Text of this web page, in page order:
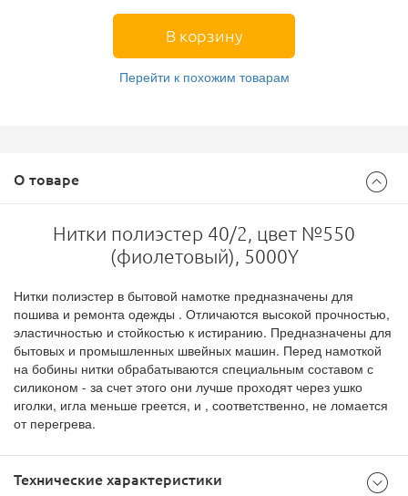
В корзину
Перейти к похожим товарам
О товаре
Нитки полиэстер 40/2, цвет №550
(фиолетовый), 5000Y
Нитки полиэстер в бытовой намотке предназначены для
пошива и ремонта одежды . Отличаются высокой прочностью,
эластичностью и стойкостью к истиранию. Предназначены для
бытовых и промышленных швейных машин. Перед намоткой
на бобины нитки обрабатываются специальным составом с
силиконом - за счет этого они лучше проходят через ушко
иголки, игла меньше греется, и , соответственно, не ломается
от перегрева.
Технические характеристики